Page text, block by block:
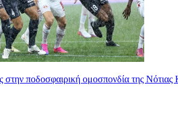
στην ποδοσφαιρική ομοσπονδία της